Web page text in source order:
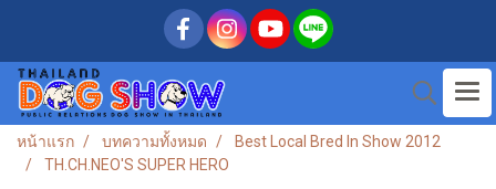
หน้าแรก บทความทั้งหมด
Best Local Bred In Show 2012
TH.CH.NEO'S SUPER HERO